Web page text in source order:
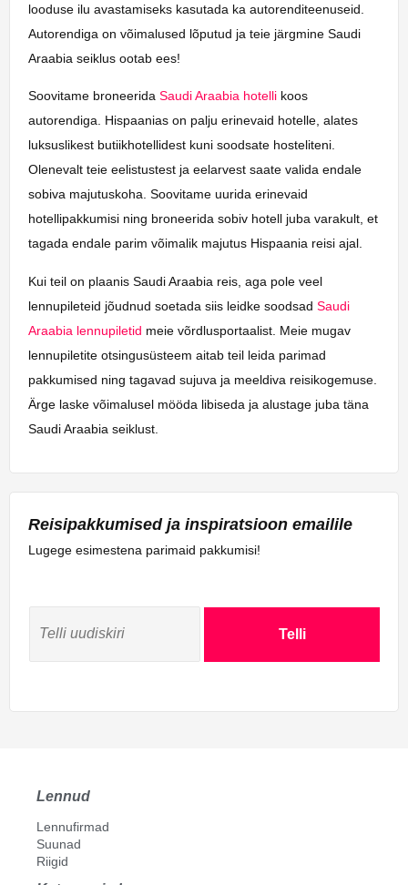
looduse ilu avastamiseks kasutada ka autorenditeenuseid.
Autorendiga on võimalused lõputud ja teie järgmine Saudi
Araabia seiklus ootab ees!
Soovitame broneerida Saudi Araabia hotelli koos
autorendiga. Hispaanias on palju erinevaid hotelle, alates
luksuslikest butiikhotellidest kuni soodsate hosteliteni.
Olenevalt teie eelistustest ja eelarvest saate valida endale
sobiva majutuskoha. Soovitame uurida erinevaid
hotellipakkumisi ning broneerida sobiv hotell juba varakult, et
tagada endale parim võimalik majutus Hispaania reisi ajal.
Kui teil on plaanis Saudi Araabia reis, aga pole veel
lennupileteid jõudnud soetada siis leidke soodsad Saudi
Araabia lennupiletid meie võrdlusportaalist. Meie mugav
lennupiletite otsingusüsteem aitab teil leida parimad
pakkumised ning tagavad sujuva ja meeldiva reisikogemuse.
Ärge laske võimalusel mööda libiseda ja alustage juba täna
Saudi Araabia seiklust.
Reisipakkumised ja inspiratsioon emailile
Lugege esimestena parimaid pakkumisi!
Telli
Lennud
Lennufirmad
Suunad
Riigid